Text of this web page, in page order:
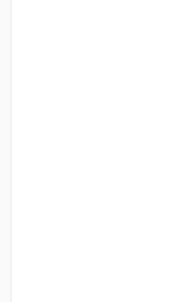
آب، با تکیه بر دانش فنی و
سالم و پایدار گام برمی‌دارد. ما
پاک، یک حق اساسی و زیربنای
سیستم‌های پیشرفته تصفیه آب
بهره‌گیری از فناوری‌های نوین
املاح و نمک از منابع آبی ارائه
متنوعی از جمله تأمین آب
طراحی و بهینه‌سازی شده‌اند.
بالاترین استاندارد کیفی، ارائه
فروش مطمئن برای تضمین